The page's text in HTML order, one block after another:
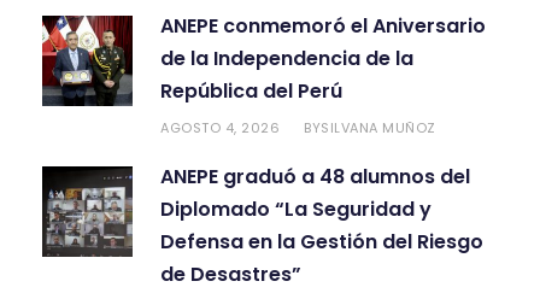
v
e
:
ANEPE conmemoró el Aniversario
de la Independencia de la
República del Perú
AGOSTO 4, 2026 BYSILVANA MUÑOZ
ANEPE graduó a 48 alumnos del
Diplomado “La Seguridad y
Defensa en la Gestión del Riesgo
de Desastres”